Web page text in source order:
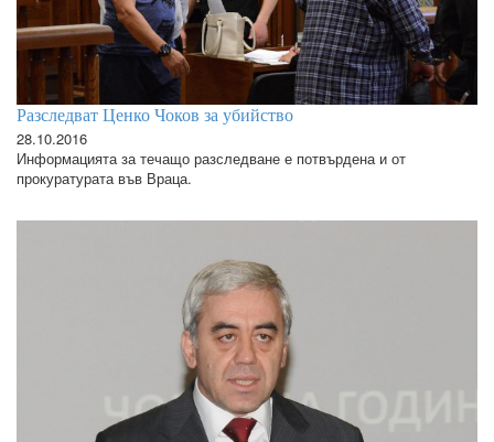
Разследват Ценко Чоков за убийство
28.10.2016
Информацията за течащо разследване е потвърдена и от
прокуратурата във Враца.